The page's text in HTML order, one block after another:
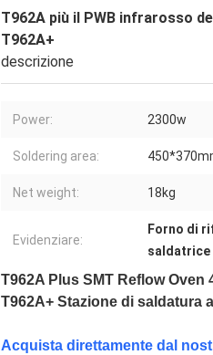
T962A più il PWB infrarosso
T962A+
descrizione
Power: 2300w
Soldering area:
Net weight: 18kg
Evidenziare:
Forno di
saldatrice
T962A Plus SMT Reflow
T962A+ Stazione di saldatura
Acquista direttamente dal